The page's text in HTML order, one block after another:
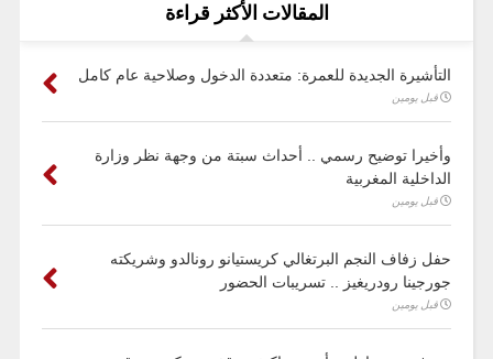
المقالات الأكثر قراءة
التأشيرة الجديدة للعمرة: متعددة الدخول وصلاحية عام كامل
قبل يومين
وأخيرا توضيح رسمي .. أحداث سبتة من وجهة نظر وزارة
الداخلية المغربية
قبل يومين
حفل زفاف النجم البرتغالي كريستيانو رونالدو وشريكته
جورجينا رودريغيز .. تسريبات الحضور
قبل يومين